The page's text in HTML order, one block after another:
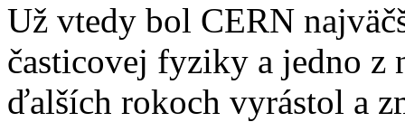
Už vtedy bol CERN
časticovej fyziky a jedno z
ďalších rokoch vyrástol a